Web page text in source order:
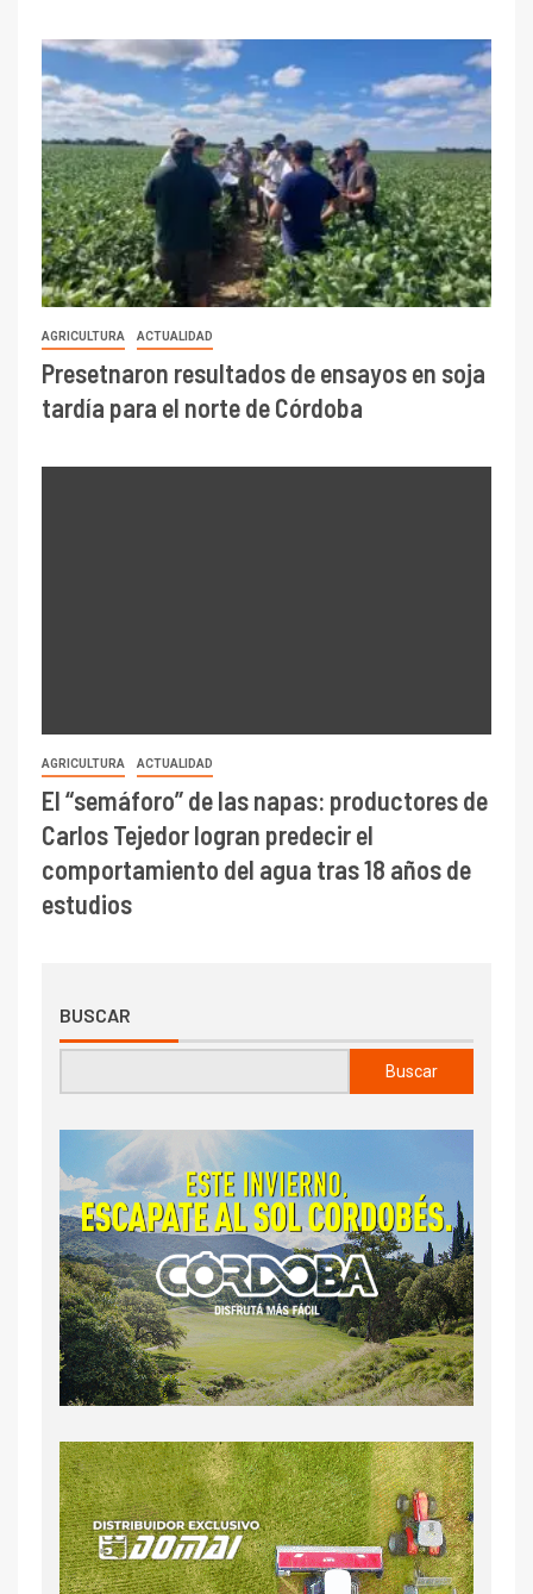
AGRICULTURA ACTUALIDAD
Presetnaron resultados de ensayos en soja
tardía para el norte de Córdoba
AGRICULTURA ACTUALIDAD
El “semáforo” de las napas: productores de
Carlos Tejedor logran predecir el
comportamiento del agua tras 18 años de
estudios
BUSCAR
Buscar